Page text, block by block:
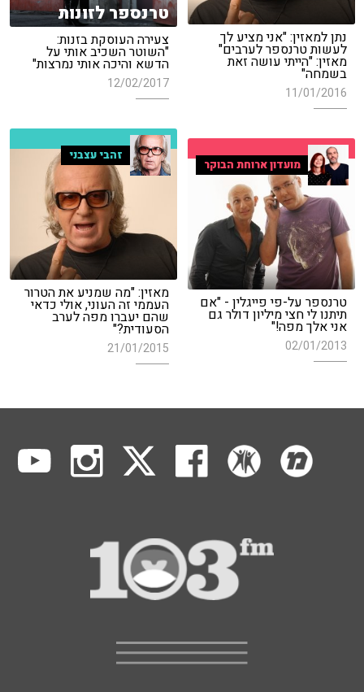
טרנספר לזונות
צעירה העוסקת בזנות:
"השוטר השכיב אותי על
הדשא והיכה אותי נמרצות"
12/02/2017
נתן למאזין: "אני מציע לך
לעשות טרנספר לערבים"
מאזין: "הייתי עושה זאת
בשמחה"
11/01/2016
זהבי עצבני
מאזין: "מה שמניע את הטרור
העממי זה העוני, אולי כדאי
שהם יעברו מפה לערב
הסעודית?"
21/01/2015
מועדון ארוחת הבוקר
טרנספר על-פי פייגלין - "אם
תיתנו לי חצי מיליון דולר גם
אני אלך מפה!"
02/01/2013